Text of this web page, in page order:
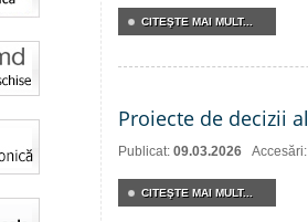
CITEŞTE MAI MULT...
Proiecte de decizii
Publicat: 09.03.2026
CITEŞTE MAI MULT...